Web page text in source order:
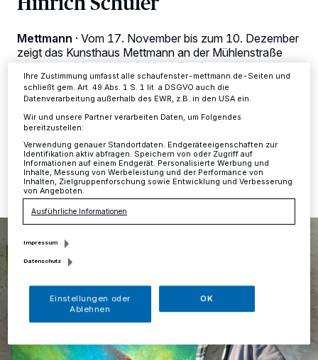
Mettmann · Vom 17. November bis zum 10. Dezember
zeigt das Kunsthaus Mettmann an der Mühlenstraße
Werke von Hinrich JW Schüler. Die Ausstellung
„Aquasphere“ dokumentiert die enge Beziehung des
Künstlers zum Element Wasser.
17.11.2023 , 13:33 Uhr Eine Minute Lesezeit
dieses Menü jederzeit wieder aufrufen, um Ihre Einstellungen zu
Einstellungen oder Ablehnen am unteren Rand der Webseite klicken.
Ihre Einstellungen gelten innerhalb unseres Website. Weitere
Informationen finden Sie in unserer Datenschutzerklärung.
Ihre Zustimmung umfasst alle schaufenster-mettmann.de-Seiten und
schließt gem. Art. 49 Abs. 1 S. 1 lit. a DSGVO auch die
Datenverarbeitung außerhalb des EWR, z.B. in den USA ein.
Wir und unsere Partner verarbeiten Daten, um Folgendes
bereitzustellen:
Verwendung genauer Standortdaten. Endgeräteeigenschaften zur
Identifikation aktiv abfragen. Speichern von oder Zugriff auf
Informationen auf einem Endgerät. Personalisierte Werbung und
Inhalte, Messung von Werbeleistung und der Performance von
Inhalten, Zielgruppenforschung sowie Entwicklung und Verbesserung
von Angeboten.
Ausführliche Informationen
Impressum
Datenschutz
Einstellungen oder
Ablehnen
OK